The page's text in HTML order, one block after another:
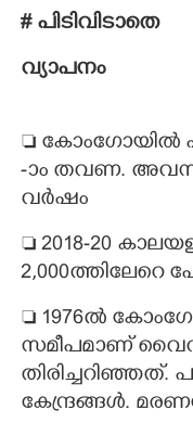
# പിടിവിടാതെ
വ്യാപനം
 കോംഗോയിൽ
-ാം തവണ.
വർഷം
 2018-20
2,000ത്തിലേറെ
 1976ൽ
സമീപമാണ്
തിരിച്ചറിഞ്ഞത്.
കേന്ദ്രങ്ങൾ.